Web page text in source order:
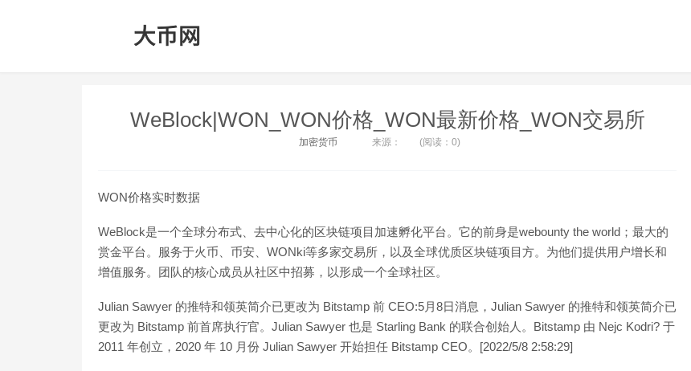
WeBlock|WON_WON价格_WON最新价格_WON交易所
加密货币 来源： (阅读：0)
WON价格实时数据
WeBlock是一个全球分布式、去中心化的区块链项目加速孵化平台。它的前身是webounty the world；最大的
赏金平台。服务于火币、币安、WONki等多家交易所，以及全球优质区块链项目方。为他们提供用户增长和
增值服务。团队的核心成员从社区中招募，以形成一个全球社区。
Julian Sawyer 的推特和领英简介已更改为 Bitstamp 前 CEO:5月8日消息，Julian Sawyer 的推特和领英简介已
更改为 Bitstamp 前首席执行官。Julian Sawyer 也是 Starling Bank 的联合创始人。Bitstamp 由 Nejc Kodri? 于
2011 年创立，2020 年 10 月份 Julian Sawyer 开始担任 Bitstamp CEO。[2022/5/8 2:58:29]